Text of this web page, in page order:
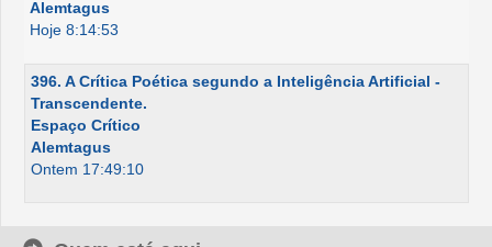
Alemtagus
Hoje 8:14:53
396. A Crítica Poética segundo a Inteligência Artificial -
Transcendente.
Espaço Crítico
Alemtagus
Ontem 17:49:10